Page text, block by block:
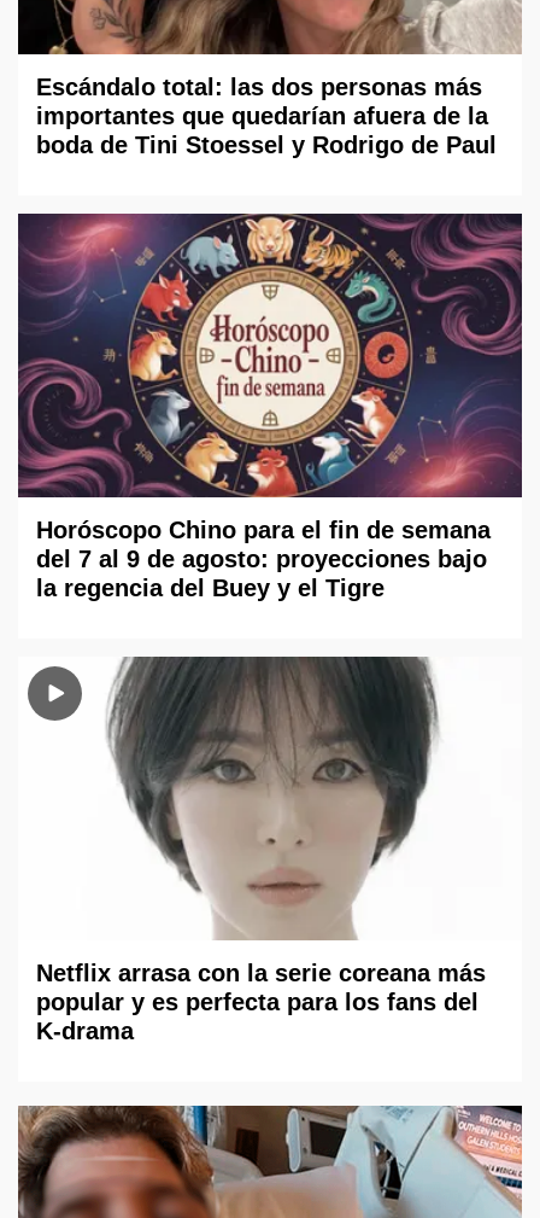
Escándalo total: las dos personas más
importantes que quedarían afuera de la
boda de Tini Stoessel y Rodrigo de Paul
Horóscopo Chino para el fin de semana
del 7 al 9 de agosto: proyecciones bajo
la regencia del Buey y el Tigre
Netflix arrasa con la serie coreana más
popular y es perfecta para los fans del
K-drama